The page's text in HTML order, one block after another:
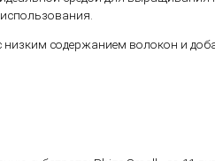
низким содержанием волокон и